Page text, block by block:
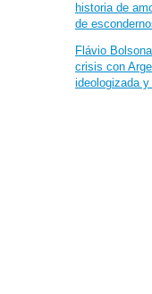
historia de
de
Flávio
crisis con
ideologizada